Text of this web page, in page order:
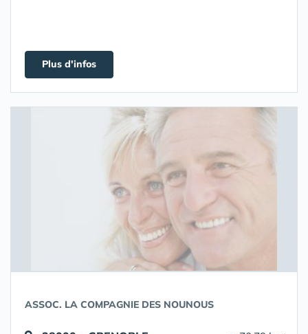
Plus d'infos
ASSOC. LA COMPAGNIE DES NOUNOUS